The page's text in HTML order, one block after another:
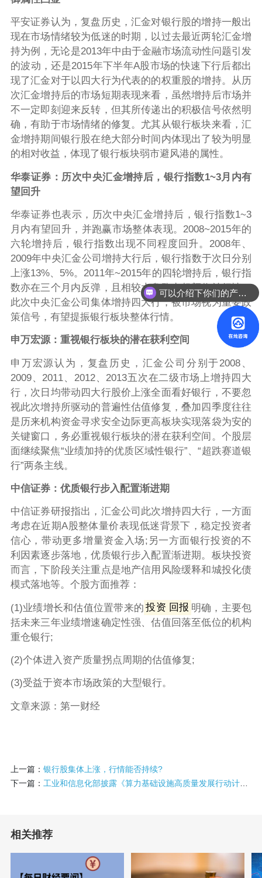
平安证券认为，复盘历史，汇金对银行股的增持一般出
现在市场情绪较为低迷的时期，以过去最近两轮汇金增
持为例，无论是2013年中由于金融市场流动性问题引发
的波动，还是2015年下半年A股市场的快速下行后都出
现了汇金对于以四大行为代表的的权重股的增持。从历
次汇金增持后的市场短期表现来看，虽然增持后市场并
不一定即刻迎来反转，但其所传递出的积极信号依然明
确，有助于市场情绪的修复。尤其从银行板块来看，汇
金增持期间银行股在绝大部分时间内体现出了较为明显
的相对收益，体现了银行板块弱市避风港的属性。
华泰证券：历次中央汇金增持后，银行指数1~3月内有
望回升
华泰证券也表示，历次中央汇金增持后，银行指数1~3
月内有望回升，并跑赢市场整体表现。2008~2015年的
六轮增持后，银行指数出现不同程度回升。2008年、
2009年中央汇金公司增持大行后，银行指数于次日分别
上涨13%、5%。2011年~2015年的四轮增持后，银行指
数亦在三个月内反弹，且相较大盘跑出超额收益行情。
此次中央汇金公司集体增持四大行，被市场视为重要政
策信号，有望提振银行板块整体行情。
申万宏源：重视银行板块的潜在获利空间
申万宏源认为，复盘历史，汇金公司分别于2008、
2009、2011、2012、2013五次在二级市场上增持四大
行，次日均带动四大行股价上涨全面看好银行，不要忽
视此次增持所驱动的普遍性估值修复，叠加四季度往往
是历来机构资金寻求安全边际更高板块实现落袋为安的
关键窗口，务必重视银行板块的潜在获利空间。个股层
面继续聚焦“业绩加持的优质区域性银行”、“超跌赛道银
行”两条主线。
中信证券：优质银行步入配置渐进期
中信证券研报指出，汇金公司此次增持四大行，一方面
考虑在近期A股整体量价表现低迷背景下，稳定投资者
信心，带动更多增量资金入场;另一方面银行投资的不
利因素逐步落地，优质银行步入配置渐进期。板块投资
而言，下阶段关注重点是地产信用风险缓释和城投化债
模式落地等。个股方面推荐：
(1)业绩增长和估值位置带来的 投资 回报 明确，主要包
括未来三年业绩增速确定性强、估值回落至低位的机构
重仓银行;
(2)个体进入资产质量拐点周期的估值修复;
(3)受益于资本市场政策的大型银行。
文章来源：第一财经
上一篇： 银行股集体上涨，行情能否持续?
下一篇： 工业和信息化部披露《算力基础设施高质量发展行动计划》
相关推荐
可以介绍下你们的产品么？